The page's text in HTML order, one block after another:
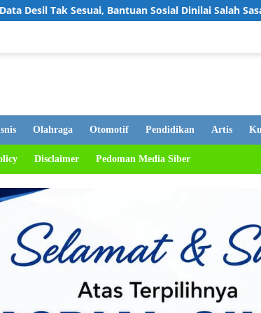
Sosial Dinilai Salah Sasaran Warga ABTB
Olahraga Otomotif Pendidikan Artis
Disclaimer Pedoman Media Siber